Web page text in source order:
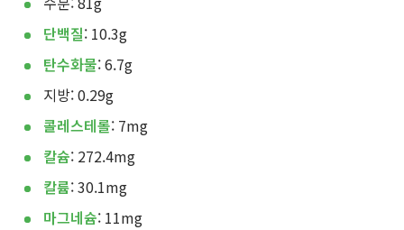
단백질: 10.3g
탄수화물: 6.7g
지방: 0.29g
콜레스테롤: 7mg
칼슘: 272.4mg
칼륨: 30.1mg
마그네슘: 11mg